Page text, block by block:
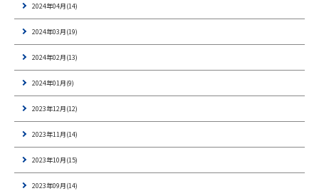
2024年04月(14)
2024年03月(19)
2024年02月(13)
2024年01月(9)
2023年12月(12)
2023年11月(14)
2023年10月(15)
2023年09月(14)